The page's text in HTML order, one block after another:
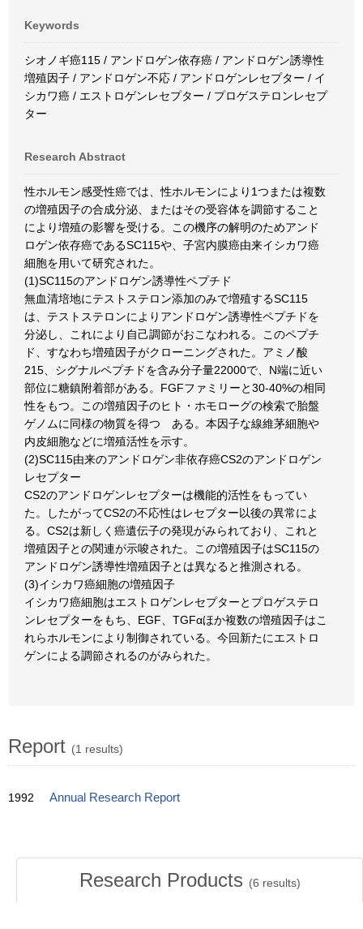
Keywords
シオノギ癌115 / アンドロゲン依存癌 / アンドロゲン誘導性
増殖因子 / アンドロゲン不応 / アンドロゲンレセプター / イ
シカワ癌 / エストロゲンレセプター / プロゲステロンレセプ
ター
Research Abstract
性ホルモン感受性癌では、性ホルモンにより1つまたは複数
の増殖因子の合成分泌、またはその受容体を調節すること
により増殖の影響を受ける。この機序の解明のためアンド
ロゲン依存癌であるSC115や、子宮内膜癌由来イシカワ癌
細胞を用いて研究された。
(1)SC115のアンドロゲン誘導性ペプチド
無血清培地にテストステロン添加のみで増殖するSC115
は、テストステロンによりアンドロゲン誘導性ペプチドを
分泌し、これにより自己調節がおこなわれる。このペプチ
ド、すなわち増殖因子がクローニングされた。アミノ酸
215、シグナルペプチドを含み分子量22000で、N端に近い
部位に糖鎮附着部がある。FGFファミリーと30-40%の相同
性をもつ。この増殖因子のヒト・ホモローグの検索で胎盤
ゲノムに同様の物質を得つゝある。本因子な線維茅細胞や
内皮細胞などに増殖活性を示す。
(2)SC115由来のアンドロゲン非依存癌CS2のアンドロゲン
レセプター
CS2のアンドロゲンレセプターは機能的活性をもってい
た。したがってCS2の不応性はレセプター以後の異常によ
る。CS2は新しく癌遺伝子の発現がみられており、これと
増殖因子との関連が示唆された。この増殖因子はSC115の
アンドロゲン誘導性増殖因子とは異なると推測される。
(3)イシカワ癌細胞の増殖因子
イシカワ癌細胞はエストロゲンレセプターとプロゲステロ
ンレセプターをもち、EGF、TGFαほか複数の増殖因子はこ
れらホルモンにより制御されている。今回新たにエストロ
ゲンによる調節されるのがみられた。
Report (1 results)
1992 Annual Research Report
Research Products (6 results)